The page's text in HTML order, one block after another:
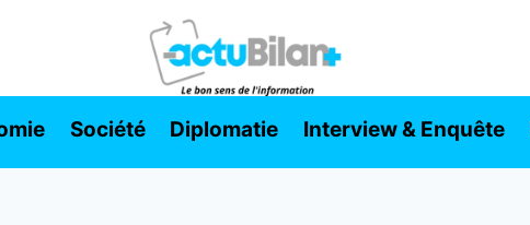
Société Diplomatie Interview & Enquête